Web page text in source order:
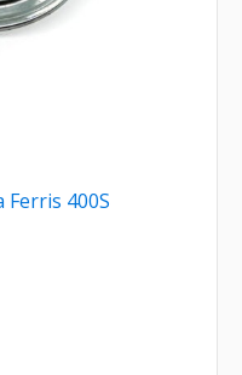
Ferris 400S